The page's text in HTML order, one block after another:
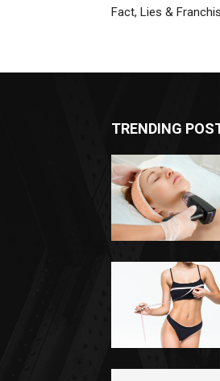
Fact, Lies &
TRENDING